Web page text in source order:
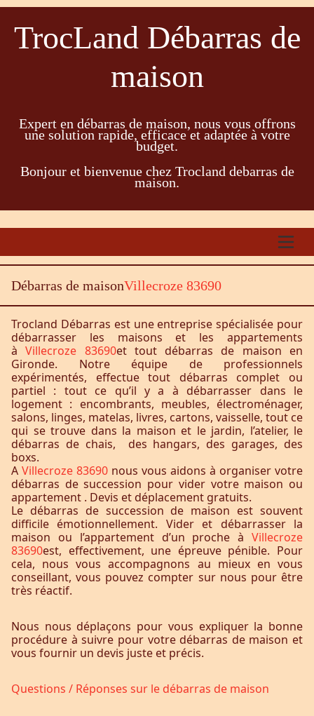
TrocLand Débarras de
maison
Expert en débarras de maison, nous vous offrons
une solution rapide, efficace et adaptée à votre
budget.
Bonjour et bienvenue chez Trocland debarras de
maison.
Débarras de maisonVillecroze 83690
Trocland Débarras est une entreprise spécialisée pour
débarrasser les maisons et les appartements
àVillecroze 83690et tout débarras de maison en
Gironde. Notre équipe de professionnels
expérimentés, effectue tout débarras complet ou
partiel : tout ce qu’il y a à débarrasser dans le
logement : encombrants, meubles, électroménager,
salons, linges, matelas, livres, cartons, vaisselle, tout ce
qui se trouve dans la maison et le jardin, l’atelier, le
débarras de chais, des hangars, des garages, des
boxs.
A Villecroze 83690 nous vous aidons à organiser votre
débarras de succession pour vider votre maison ou
appartement . Devis et déplacement gratuits.
Le débarras de succession de maison est souvent
difficile émotionnellement. Vider et débarrasser la
maison ou l’appartement d’un proche à Villecroze
83690est, effectivement, une épreuve pénible. Pour
cela, nous vous accompagnons au mieux en vous
conseillant, vous pouvez compter sur nous pour être
très réactif.
Nous nous déplaçons pour vous expliquer la bonne
procédure à suivre pour votre débarras de maison et
vous fournir un devis juste et précis.
Questions / Réponses sur le débarras de maison